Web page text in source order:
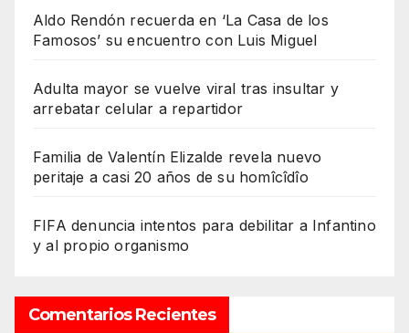
Aldo Rendón recuerda en ‘La Casa de los
Famosos’ su encuentro con Luis Miguel
Adulta mayor se vuelve viral tras insultar y
arrebatar celular a repartidor
Familia de Valentín Elizalde revela nuevo
peritaje a casi 20 años de su homîcîdîo
FIFA denuncia intentos para debilitar a Infantino
y al propio organismo
Comentarios Recientes